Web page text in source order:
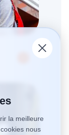
la meilleure
nous